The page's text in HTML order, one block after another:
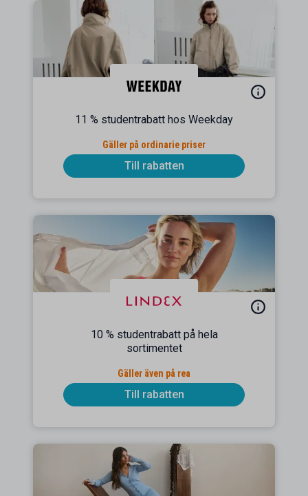
11 % studentrabatt hos Weekday
Gäller på ordinarie priser
Till rabatten
10 % studentrabatt på hela
sortimentet
Gäller även på rea
Till rabatten